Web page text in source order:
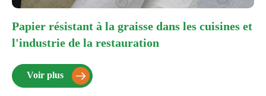
Papier résistant à la graisse dans les cuisines et
l'industrie de la restauration
Voir plus 